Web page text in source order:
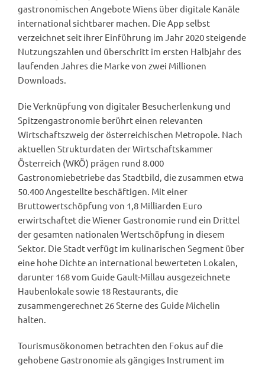
gastronomischen Angebote Wiens über digitale Kanäle
international sichtbarer machen. Die App selbst
verzeichnet seit ihrer Einführung im Jahr 2020 steigende
Nutzungszahlen und überschritt im ersten Halbjahr des
laufenden Jahres die Marke von zwei Millionen
Downloads.
Die Verknüpfung von digitaler Besucherlenkung und
Spitzengastronomie berührt einen relevanten
Wirtschaftszweig der österreichischen Metropole. Nach
aktuellen Strukturdaten der Wirtschaftskammer
Österreich (WKÖ) prägen rund 8.000
Gastronomiebetriebe das Stadtbild, die zusammen etwa
50.400 Angestellte beschäftigen. Mit einer
Bruttowertschöpfung von 1,8 Milliarden Euro
erwirtschaftet die Wiener Gastronomie rund ein Drittel
der gesamten nationalen Wertschöpfung in diesem
Sektor. Die Stadt verfügt im kulinarischen Segment über
eine hohe Dichte an international bewerteten Lokalen,
darunter 168 vom Guide Gault-Millau ausgezeichnete
Haubenlokale sowie 18 Restaurants, die
zusammengerechnet 26 Sterne des Guide Michelin
halten.
Tourismusökonomen betrachten den Fokus auf die
gehobene Gastronomie als gängiges Instrument im